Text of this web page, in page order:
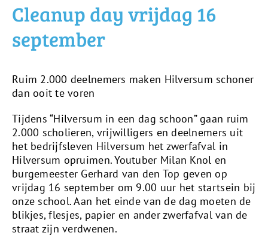
Cleanup day vrijdag 16
september
Ruim 2.000 deelnemers maken Hilversum schoner
dan ooit te voren
Tijdens “Hilversum in een dag schoon” gaan ruim
2.000 scholieren, vrijwilligers en deelnemers uit
het bedrijfsleven Hilversum het zwerfafval in
Hilversum opruimen. Youtuber Milan Knol en
burgemeester Gerhard van den Top geven op
vrijdag 16 september om 9.00 uur het startsein bij
onze school. Aan het einde van de dag moeten de
blikjes, flesjes, papier en ander zwerfafval van de
straat zijn verdwenen.